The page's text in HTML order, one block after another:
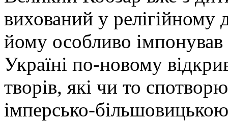
вихований у релігійному
йому особливо
Україні по-новому
творів, які чи то
імперсько-